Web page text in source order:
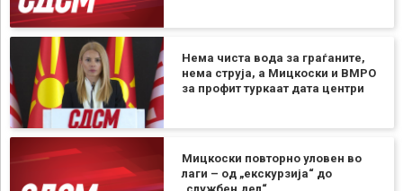
Нема чиста вода за граѓаните,
нема струја, а Мицкоски и ВМРО
за профит туркаат дата центри
Мицкоски повторно уловен во
лаги – од „екскурзија“ до